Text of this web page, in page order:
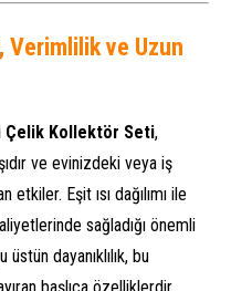
Verimlilik ve Uzun
Çelik Kollektör Seti,
ve evinizdeki veya iş
Eşit ısı dağılımı ile
sağladığı önemli
dayanıklılık, bu